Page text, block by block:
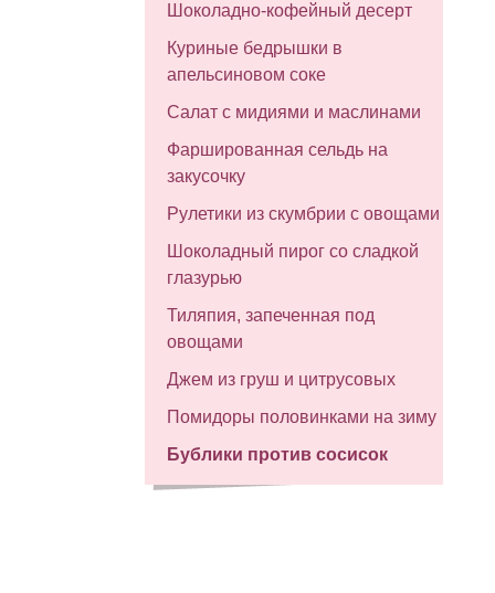
Шоколадно-кофейный десерт
Куриные бедрышки в
апельсиновом соке
Салат с мидиями и маслинами
Фаршированная сельдь на
закусочку
Рулетики из скумбрии с овощами
Шоколадный пирог со сладкой
глазурью
Тиляпия, запеченная под
овощами
Джем из груш и цитрусовых
Помидоры половинками на зиму
Бублики против сосисок